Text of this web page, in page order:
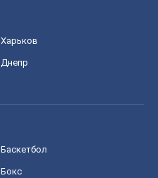
Харьков
Днепр
Баскетбол
Бокс